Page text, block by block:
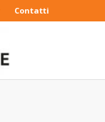
Contatti